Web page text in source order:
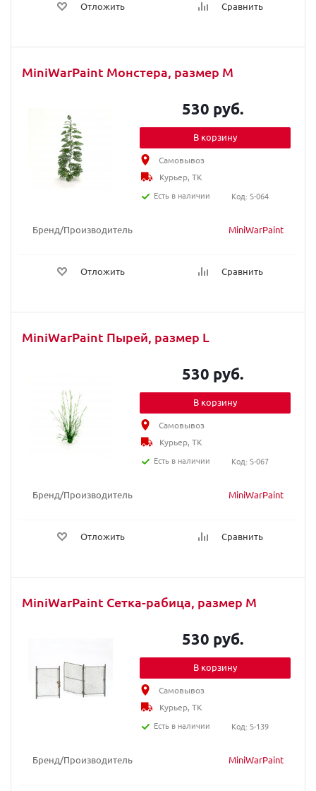
Отложить Сравнить
MiniWarPaint Монстера, размер M
Бренд/Производитель MiniWarPaint
Отложить Сравнить
530 руб.
В корзину
Самовывоз
Курьер, ТК
Есть в наличии
Код: S-064
MiniWarPaint Пырей, размер L
Бренд/Производитель MiniWarPaint
Отложить Сравнить
530 руб.
В корзину
Самовывоз
Курьер, ТК
Есть в наличии
Код: S-067
MiniWarPaint Сетка-рабица, размер M
Бренд/Производитель MiniWarPaint
530 руб.
В корзину
Самовывоз
Курьер, ТК
Есть в наличии
Код: S-139